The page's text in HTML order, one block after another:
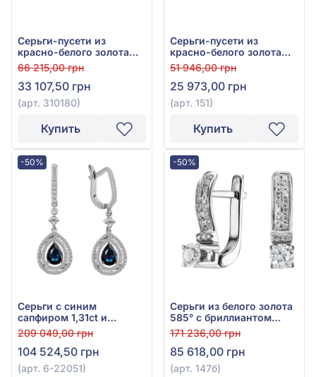
Серьги-пусети из
красно-белого золота
585° с бриллиантом
0,26ct, арт. 310180
66 215,00 грн
33 107,50 грн
(арт. 310180)
Купить
Серьги-пусети из
красно-белого золота
585° с бриллиантами
0,14ct, арт. 151
51 946,00 грн
25 973,00 грн
(арт. 151)
Купить
-50%
Серьги с синим
сапфиром 1,31ct и
бриллиантами 0,52ct из
белого золота 585°, арт.
6-22051
209 049,00 грн
104 524,50 грн
(арт. 6-22051)
-50%
Серьги из белого золота
585° с бриллиантом
0,555ct, арт. 147б
171 236,00 грн
85 618,00 грн
(арт. 147б)